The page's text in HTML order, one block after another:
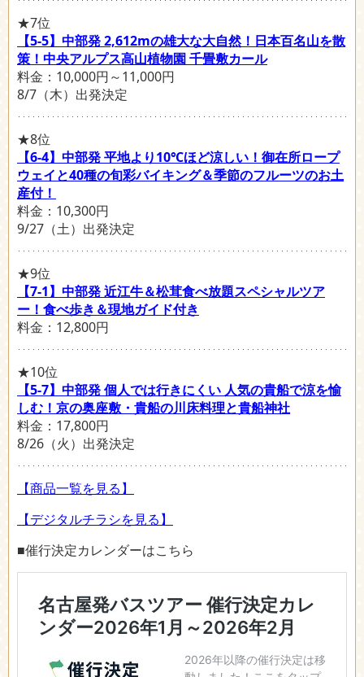
★7位
【5-5】中部発 2,612mの雄大な大自然！日本百名山を散
策！中央アルプス高山植物園 千畳敷カール
料金：10,000円～11,000円
8/7（木）出発決定
★8位
【6-4】中部発 平地より10℃ほど涼しい！御在所ロープ
ウェイと40種の旬彩バイキング＆季節のフルーツのお土
産付！
料金：10,300円
9/27（土）出発決定
★9位
【7-1】中部発 近江牛＆松茸食べ放題スペシャルツア
ー！食べ歩き＆現地ガイド付き
料金：12,800円
★10位
【5-7】中部発 個人では行きにくい 人気の貴船で涼を愉
しむ！京の奥座敷・貴船の川床料理と貴船神社
料金：17,800円
8/26（火）出発決定
【商品一覧を見る】
【デジタルチラシを見る】
■催行決定カレンダーはこちら